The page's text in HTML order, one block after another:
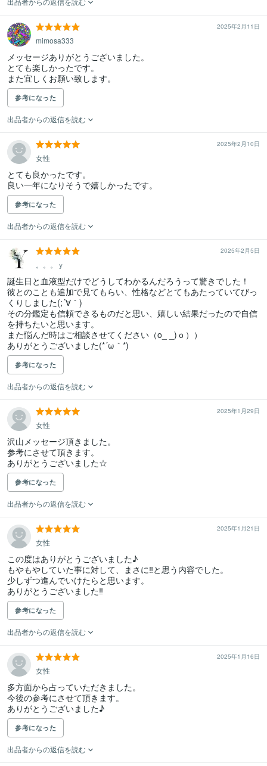
2025年2月11日
mimosa333
メッセージありがとうございました。
とても楽しかったです。
また宜しくお願い致します。
参考になった
出品者からの返信を読む
2025年2月10日
女性
とても良かったです。
良い一年になりそうで嬉しかったです。
参考になった
出品者からの返信を読む
2025年2月5日
。。。ｙ
誕生日と血液型だけでどうしてわかるんだろうって驚きでした！
彼とのことも追加で見てもらい、性格などとてもあたっていてびっ
くりしました(;´∀｀)
その分鑑定も信頼できるものだと思い、嬉しい結果だったので自信
を持ちたいと思います。
また悩んだ時はご相談させてください（o_ _)ｏ））
ありがとうございました(*´ω｀*)
参考になった
出品者からの返信を読む
2025年1月29日
女性
沢山メッセージ頂きました。
参考にさせて頂きます。
ありがとうございました☆
参考になった
出品者からの返信を読む
2025年1月21日
女性
この度はありがとうございました♪
もやもやしていた事に対して、まさに‼︎と思う内容でした。
少しずつ進んでいけたらと思います。
ありがとうございました‼︎
参考になった
出品者からの返信を読む
2025年1月16日
女性
多方面から占っていただきました。
今後の参考にさせて頂きます。
ありがとうございました♪
参考になった
出品者からの返信を読む